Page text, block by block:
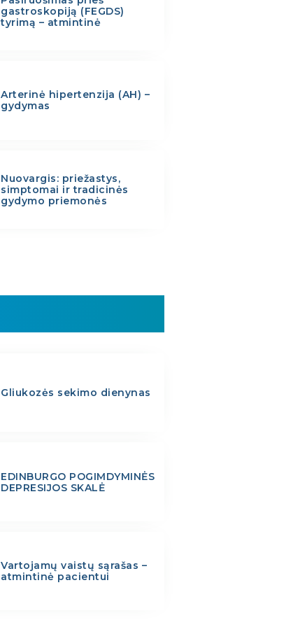
gastroskopiją (FEGDS)
tyrimą – atmintinė
Arterinė hipertenzija (AH) –
gydymas
Nuovargis: priežastys,
simptomai ir tradicinės
gydymo priemonės
Gliukozės sekimo dienynas
EDINBURGO POGIMDYMINĖS
DEPRESIJOS SKALĖ
Vartojamų vaistų sąrašas –
atmintinė pacientui